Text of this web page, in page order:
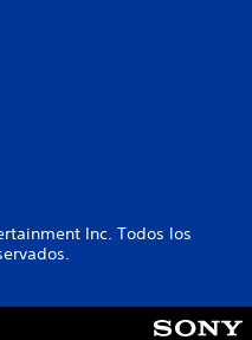
Inc. Todos los